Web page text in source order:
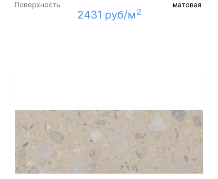
Поверхность :
матовая
2431 руб/м2